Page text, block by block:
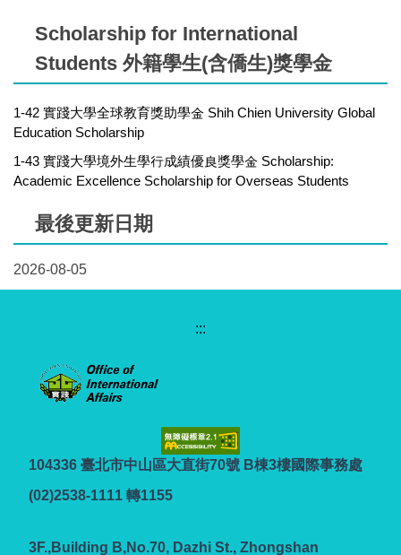
Scholarship for International
Students 外籍學生(含僑生)獎學金
1-42 實踐大學全球教育獎助學金 Shih Chien University Global
Education Scholarship
1-43 實踐大學境外生學行成績優良獎學金 Scholarship:
Academic Excellence Scholarship for Overseas Students
最後更新日期
2026-08-05
:::
104336 臺北市中山區大直街70號 B棟3樓國際事務處
(02)2538-1111 轉1155
3F.,Building B,No.70, Dazhi St., Zhongshan